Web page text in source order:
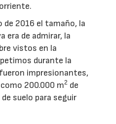
de 2016 el tamaño, la
era de admirar, la
vistos en la
durante la
impresionantes,
200.000 m2 de
suelo para seguir